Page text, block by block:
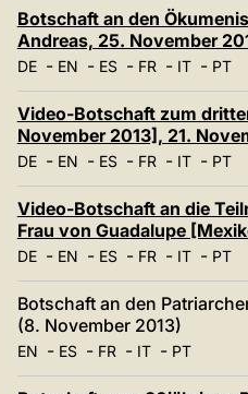
Botschaft an den
Andreas, 25. November
DE- EN - ES- FR- IT- PT
Video-Botschaft zum
November 2013], 21.
DE- EN - ES- FR- IT- PT
Video-Botschaft an die
Frau von Guadalupe
DE- EN - ES- FR- IT- PT
Botschaft an den
(8. November 2013)
EN - ES- FR- IT- PT